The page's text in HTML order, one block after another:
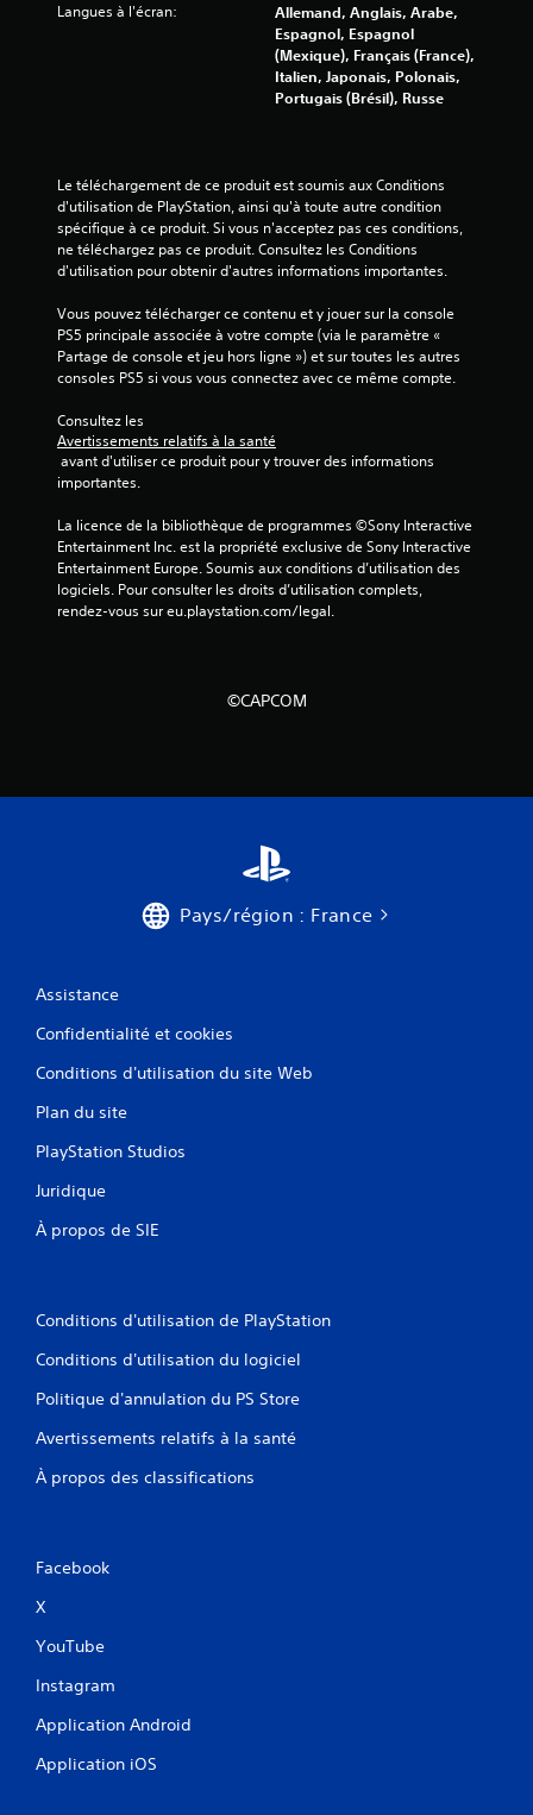
r
9
6
6
7
8
a
v
i
Langues à l'écran:
Allemand, Anglais, Arabe,
Espagnol, Espagnol
(Mexique), Français (France),
Italien, Japonais, Polonais,
Portugais (Brésil), Russe
Le téléchargement de ce produit est soumis aux Conditions
d'utilisation de PlayStation, ainsi qu'à toute autre condition
spécifique à ce produit. Si vous n'acceptez pas ces conditions,
ne téléchargez pas ce produit. Consultez les Conditions
d'utilisation pour obtenir d'autres informations importantes.
Vous pouvez télécharger ce contenu et y jouer sur la console
PS5 principale associée à votre compte (via le paramètre «
Partage de console et jeu hors ligne ») et sur toutes les autres
consoles PS5 si vous vous connectez avec ce même compte.
Consultez les
Avertissements relatifs à la santé
importantes.
La licence de la bibliothèque de programmes ©Sony Interactive
Entertainment Inc. est la propriété exclusive de Sony Interactive
Entertainment Europe. Soumis aux conditions d’utilisation des
logiciels. Pour consulter les droits d’utilisation complets,
rendez-vous sur eu.playstation.com/legal.
©CAPCOM
Pays/région : France
Assistance
Confidentialité et cookies
Conditions d'utilisation du site Web
Plan du site
PlayStation Studios
Juridique
À propos de SIE
Conditions d'utilisation de PlayStation
Conditions d'utilisation du logiciel
Politique d'annulation du PS Store
Avertissements relatifs à la santé
À propos des classifications
Facebook
X
YouTube
Instagram
Application Android
Application iOS